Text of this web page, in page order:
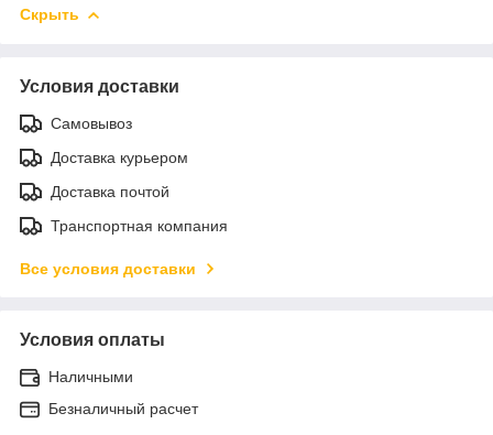
Скрыть
Условия доставки
Самовывоз
Доставка курьером
Доставка почтой
Транспортная компания
Все условия доставки
Условия оплаты
Наличными
Безналичный расчет